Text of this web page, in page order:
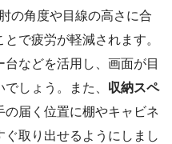
の角度や目線の高さに合
で疲労が軽減されます。
などを活用し、画面が目
しょう。また、 収納スペ
の届く位置に棚やキャビネ
取り出せるようにしまし